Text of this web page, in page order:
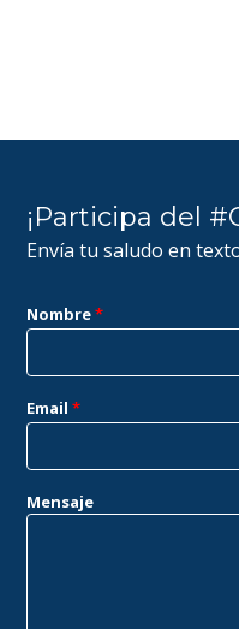
¡Participa del
Envía tu saludo en
Nombre*
Email*
Mensaje